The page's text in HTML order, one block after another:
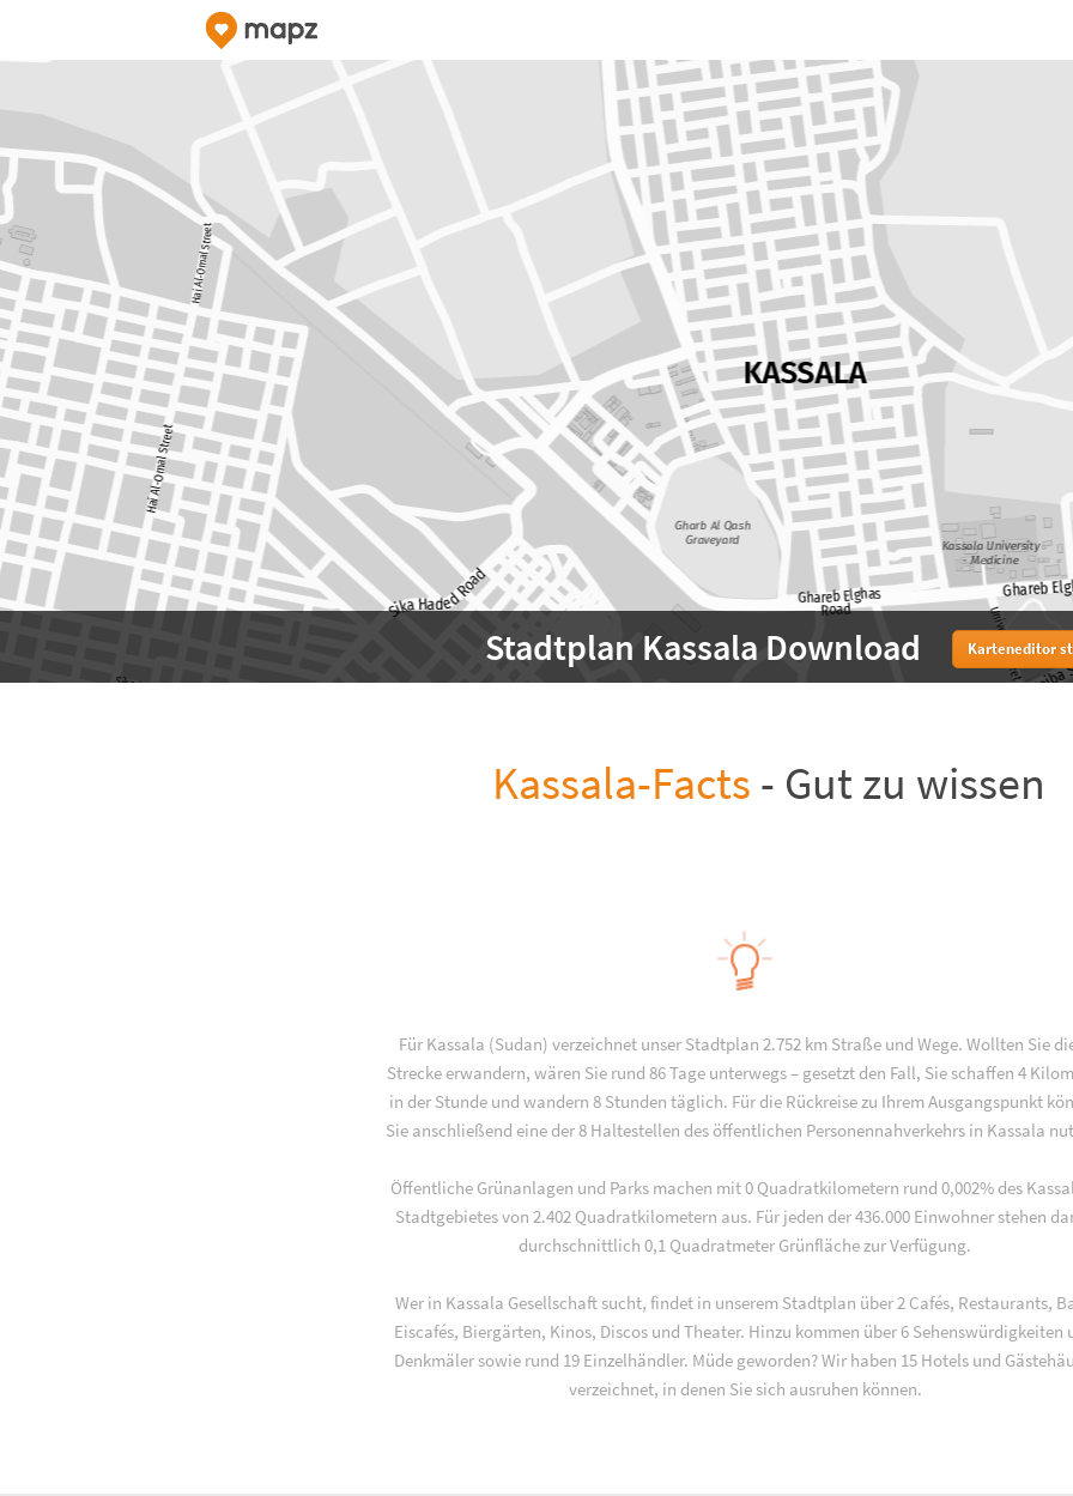
Stadtplan Kassala Download Karteneditor
Kassala-Facts - Gut zu wissen
Für Kassala (Sudan) verzeichnet unser Stadtplan 2.752 km Straße und Wege. Wollten Sie
Strecke erwandern, wären Sie rund 86 Tage unterwegs – gesetzt den Fall, Sie schaffen 4
in der Stunde und wandern 8 Stunden täglich. Für die Rückreise zu Ihrem Ausgangspunkt
Sie anschließend eine der 8 Haltestellen des öffentlichen Personennahverkehrs in Kassala
Öffentliche Grünanlagen und Parks machen mit 0 Quadratkilometern rund 0,002% des
Stadtgebietes von 2.402 Quadratkilometern aus. Für jeden der 436.000 Einwohner stehen
durchschnittlich 0,1 Quadratmeter Grünfläche zur Verfügung.
Wer in Kassala Gesellschaft sucht, findet in unserem Stadtplan über 2 Cafés, Restaurants,
Eiscafés, Biergärten, Kinos, Discos und Theater. Hinzu kommen über 6 Sehenswürdigkeiten
Denkmäler sowie rund 19 Einzelhändler. Müde geworden? Wir haben 15 Hotels und
verzeichnet, in denen Sie sich ausruhen können.